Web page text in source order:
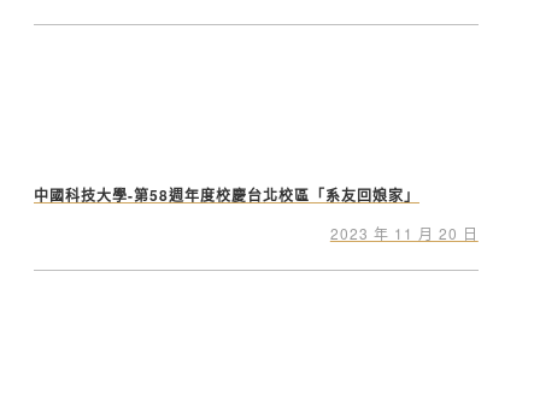
中國科技大學-第58週年度校慶台北校區「系友回娘家」
2023 年 11 月 20 日